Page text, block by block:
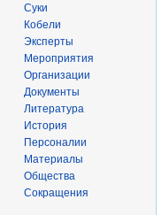
Суки
Кобели
Эксперты
Мероприятия
Организации
Документы
Литература
История
Персоналии
Материалы
Общества
Сокращения